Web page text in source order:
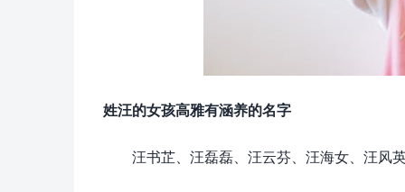
姓汪的女孩高雅有涵养的名字
汪书芷、汪磊磊、汪云芬、汪海女、汪风英